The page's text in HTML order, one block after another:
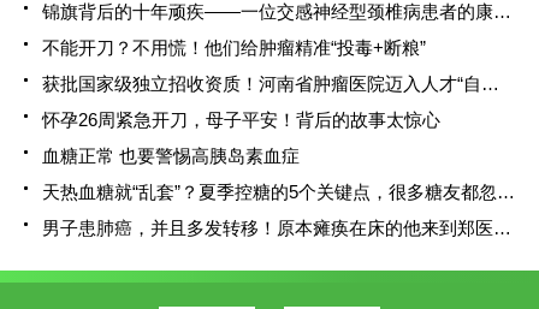
锦旗背后的十年顽疾——一位交感神经型颈椎病患者的康复纪实
不能开刀？不用慌！他们给肿瘤精准“投毒+断粮”
获批国家级独立招收资质！河南省肿瘤医院迈入人才“自主培育”时代
怀孕26周紧急开刀，母子平安！背后的故事太惊心
血糖正常 也要警惕高胰岛素血症
天热血糖就“乱套”？夏季控糖的5个关键点，很多糖友都忽略了
男子患肺癌，并且多发转移！原本瘫痪在床的他来到郑医，竟恢复了正常生活？